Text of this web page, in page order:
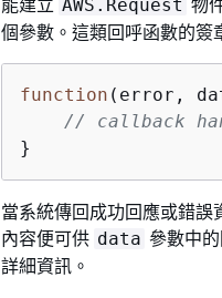
能建立 AWS.Request 物
個參數。這類回呼函數的簽
function ( error,
// callback
}
當系統傳回成功回應或錯
內容便可供 data 參數中
詳細資訊。